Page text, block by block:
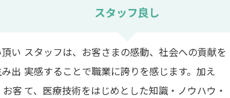
い
出
お客
スタッフ良し
スタッフは、お客さまの感動、社会への貢献を
実感することで職業に誇りを感じます。加え
て、医療技術をはじめとした知識・ノウハウ・